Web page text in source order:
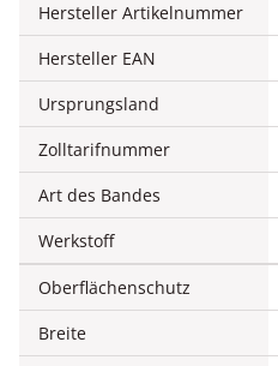
Hersteller Artikelnummer
Hersteller EAN
Ursprungsland
Zolltarifnummer
Art des Bandes
Werkstoff
Oberflächenschutz
Breite